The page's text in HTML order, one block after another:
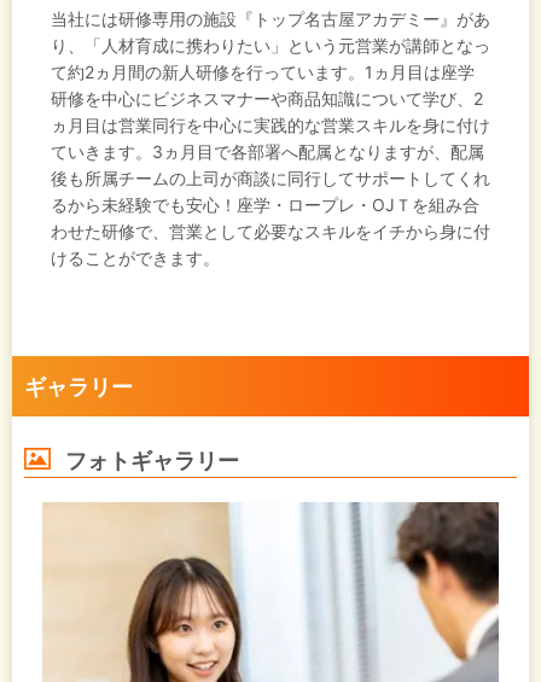
当社には研修専用の施設『トップ名古屋アカデミー』があ
り、「人材育成に携わりたい」という元営業が講師となっ
て約2ヵ月間の新人研修を行っています。1ヵ月目は座学
研修を中心にビジネスマナーや商品知識について学び、2
ヵ月目は営業同行を中心に実践的な営業スキルを身に付け
ていきます。3ヵ月目で各部署へ配属となりますが、配属
後も所属チームの上司が商談に同行してサポートしてくれ
るから未経験でも安心！座学・ロープレ・OJＴを組み合
わせた研修で、営業として必要なスキルをイチから身に付
けることができます。
ギャラリー
フォトギャラリー